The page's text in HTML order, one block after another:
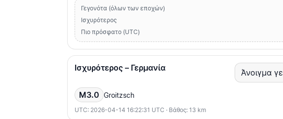
Γεγονότα (όλων των εποχών)
Ισχυρότερος
Πιο πρόσφατο (UTC)
Ισχυρότερος – Γερμανία Άνοιγμα
M3.0 Groitzsch
UTC: 2026-04-14 16:22:31 UTC · Βάθος: 13 km